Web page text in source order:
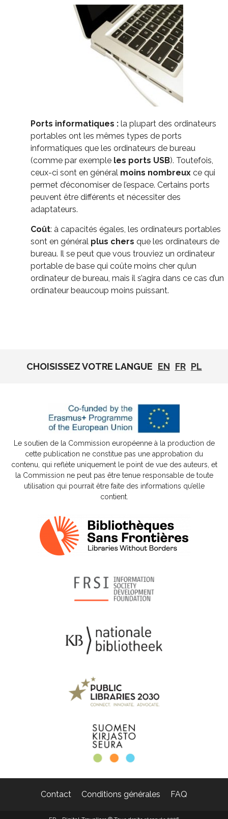
Ports informatiques : la plupart des ordinateurs
portables ont les mêmes types de ports
informatiques que les ordinateurs de bureau
(comme par exemple les ports USB). Toutefois,
ceux-ci sont en général moins nombreux ce qui
permet d’économiser de l’espace. Certains ports
peuvent être différents et nécessiter des
adaptateurs.
Coût: à capacités égales, les ordinateurs portables
sont en général plus chers que les ordinateurs de
bureau. Il se peut que vous trouviez un ordinateur
portable de base qui coûte moins cher qu’un
ordinateur de bureau, mais il s’agira dans ce cas d’un
ordinateur beaucoup moins puissant.
CHOISISSEZ VOTRE LANGUE EN FR PL
Le soutien de la Commission européenne à la production de
cette publication ne constitue pas une approbation du
contenu, qui reflète uniquement le point de vue des auteurs, et
la Commission ne peut pas être tenue responsable de toute
utilisation qui pourrait être faite des informations qu’elle
contient.
Contact Conditions générales FAQ